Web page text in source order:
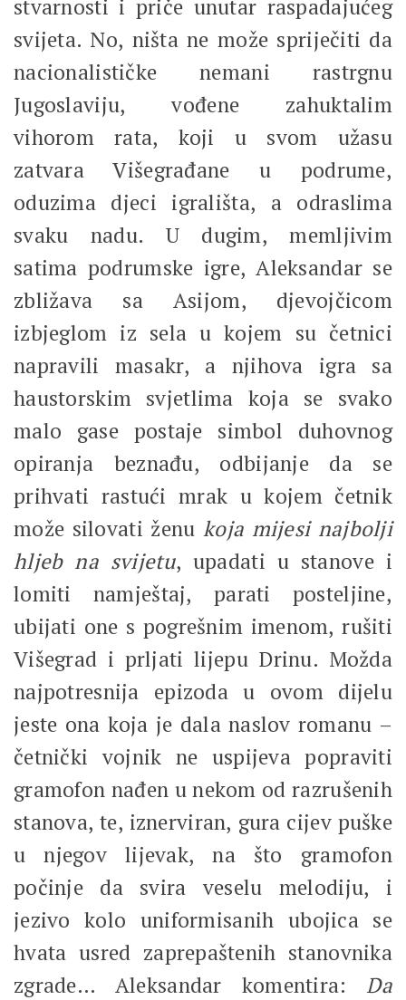
stvarnosti i priče unutar raspadajućeg
svijeta. No, ništa ne može spriječiti da
nacionalističke nemani rastrgnu
Jugoslaviju, vođene zahuktalim
vihorom rata, koji u svom užasu
zatvara Višegrađane u podrume,
oduzima djeci igrališta, a odraslima
svaku nadu. U dugim, memljivim
satima podrumske igre, Aleksandar se
zbližava sa Asijom, djevojčicom
izbjeglom iz sela u kojem su četnici
napravili masakr, a njihova igra sa
haustorskim svjetlima koja se svako
malo gase postaje simbol duhovnog
opiranja beznađu, odbijanje da se
prihvati rastući mrak u kojem četnik
može silovati ženu koja mijesi najbolji
hljeb na svijetu, upadati u stanove i
lomiti namještaj, parati posteljine,
ubijati one s pogrešnim imenom, rušiti
Višegrad i prljati lijepu Drinu. Možda
najpotresnija epizoda u ovom dijelu
jeste ona koja je dala naslov romanu –
četnički vojnik ne uspijeva popraviti
gramofon nađen u nekom od razrušenih
stanova, te, iznerviran, gura cijev puške
u njegov lijevak, na što gramofon
počinje da svira veselu melodiju, i
jezivo kolo uniformisanih ubojica se
hvata usred zaprepaštenih stanovnika
zgrade… Aleksandar komentira:Da